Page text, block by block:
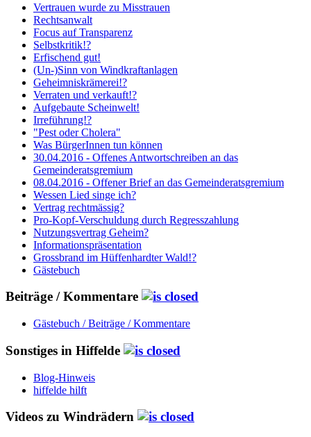
Vertrauen wurde zu Misstrauen
Rechtsanwalt
Focus auf Transparenz
Selbstkritik!?
Erfischend gut!
(Un-)Sinn von Windkraftanlagen
Geheimniskrämerei!?
Verraten und verkauft!?
Aufgebaute Scheinwelt!
Irreführung!?
"Pest oder Cholera"
Was BürgerInnen tun können
30.04.2016 - Offenes Antwortschreiben an das
Gemeinderatsgremium
08.04.2016 - Offener Brief an das Gemeinderatsgremium
Wessen Lied singe ich?
Vertrag rechtmässig?
Pro-Kopf-Verschuldung durch Regresszahlung
Nutzungsvertrag Geheim?
Informationspräsentation
Grossbrand im Hüffenhardter Wald!?
Gästebuch
Beiträge / Kommentare
Gästebuch / Beiträge / Kommentare
Sonstiges in Hiffelde
Blog-Hinweis
hiffelde hilft
Videos zu Windrädern